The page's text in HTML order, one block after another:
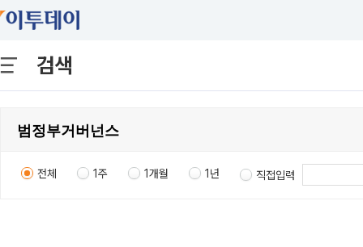
검색
전체 1주 1개월 1년 직접입력